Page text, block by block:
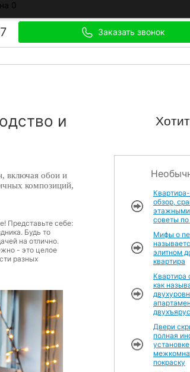
0
Заказать звонок
и
включая обои и
композиций,
Представьте себе:
Будь то
на отлично.
- это целое
разных
обзор,
советы по
Мифы о
элитном
квартира
Квартира
как
Двери
полная
покраску